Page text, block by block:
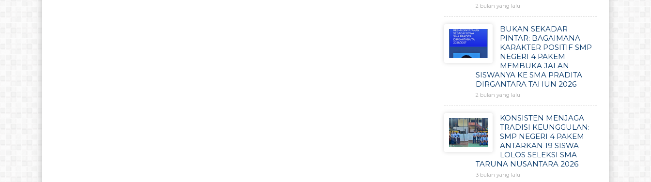
2 bulan yang lalu
BUKAN SEKADAR
PINTAR: BAGAIMANA
KARAKTER POSITIF SMP
NEGERI 4 PAKEM
MEMBUKA JALAN
SISWANYA KE SMA PRADITA
DIRGANTARA TAHUN 2026
2 bulan yang lalu
KONSISTEN MENJAGA
TRADISI KEUNGGULAN:
SMP NEGERI 4 PAKEM
ANTARKAN 19 SISWA
LOLOS SELEKSI SMA
TARUNA NUSANTARA 2026
3 bulan yang lalu